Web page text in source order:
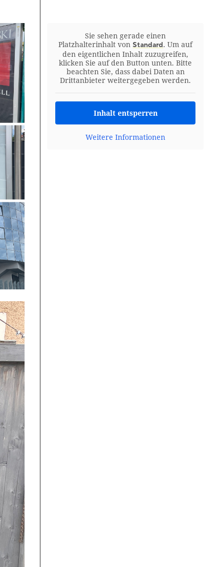
Sie sehen gerade einen
Platzhalterinhalt vonStandard. Um auf
den eigentlichen Inhalt zuzugreifen,
klicken Sie auf den Button unten. Bitte
beachten Sie, dass dabei Daten an
Drittanbieter weitergegeben werden.
Inhalt entsperren
Weitere Informationen
Altes Hallenbad Gallneukirchen. Misch